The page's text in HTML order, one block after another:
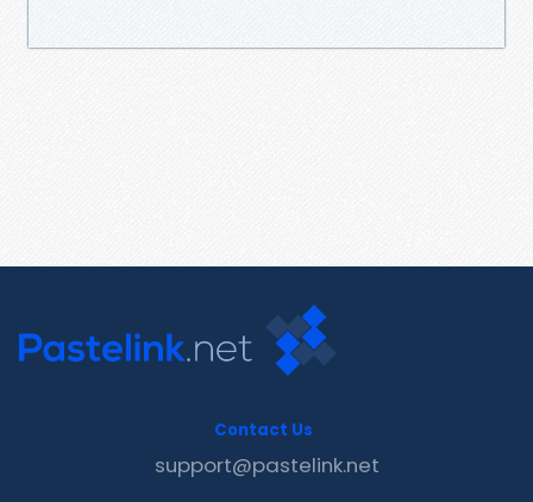
Contact Us
support@pastelink.net